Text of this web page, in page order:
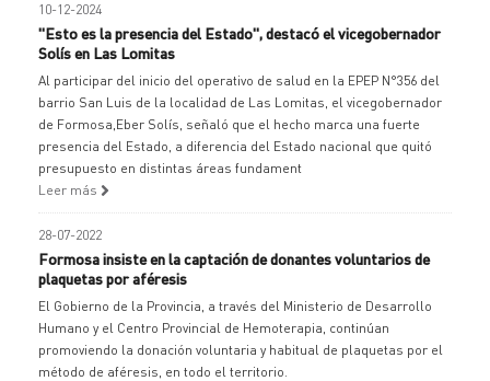
10-12-2024
"Esto es la presencia del Estado", destacó el vicegobernador
Solís en Las Lomitas
Al participar del inicio del operativo de salud en la EPEP N°356 del
barrio San Luis de la localidad de Las Lomitas, el vicegobernador
de Formosa,Eber Solís, señaló que el hecho marca una fuerte
presencia del Estado, a diferencia del Estado nacional que quitó
presupuesto en distintas áreas fundament
Leer más
28-07-2022
Formosa insiste en la captación de donantes voluntarios de
plaquetas por aféresis
El Gobierno de la Provincia, a través del Ministerio de Desarrollo
Humano y el Centro Provincial de Hemoterapia, continúan
promoviendo la donación voluntaria y habitual de plaquetas por el
método de aféresis, en todo el territorio.